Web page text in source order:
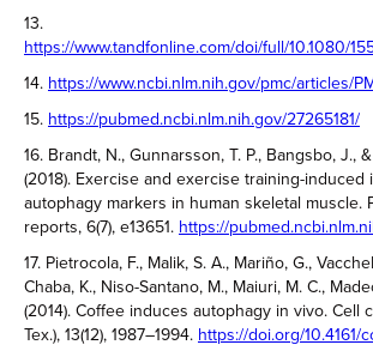
13.
https://www.tandfonline.com/doi/full/10.1080/
14. https://www.ncbi.nlm.nih.gov/pmc/articles/
15. https://pubmed.ncbi.nlm.nih.gov/27265181/
16. Brandt, N., Gunnarsson, T. P., Bangsbo, J.,
(2018). Exercise and exercise training-induced
autophagy markers in human skeletal muscle.
reports, 6(7), e13651. https://
17. Pietrocola, F., Malik, S. A., Mariño, G.,
Chaba, K., Niso-Santano, M., Maiuri, M. C.,
(2014). Coffee induces autophagy in vivo. Cell
Tex.), 13(12), 1987–1994. https://doi.org/10.4161/